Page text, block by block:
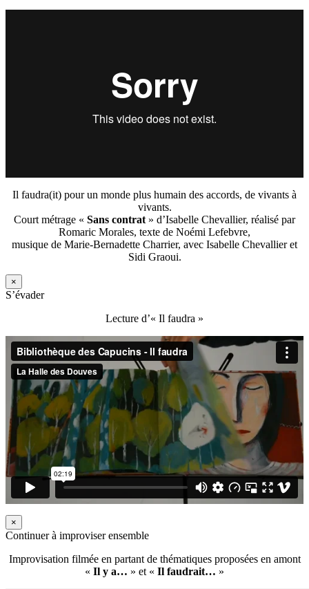
Il faudra(it) pour un monde plus humain des accords, de vivants à
vivants.
Court métrage « Sans contrat » d’Isabelle Chevallier, réalisé par
Romaric Morales, texte de Noémi Lefebvre,
musique de Marie-Bernadette Charrier, avec Isabelle Chevallier et
Sidi Graoui.
×
S’évader
Lecture d’« Il faudra »
×
Continuer à improviser ensemble
Improvisation filmée en partant de thématiques proposées en amont
« Il y a… » et « Il faudrait… »